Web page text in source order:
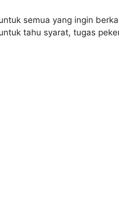
semua yang ingin
tahu syarat, tugas